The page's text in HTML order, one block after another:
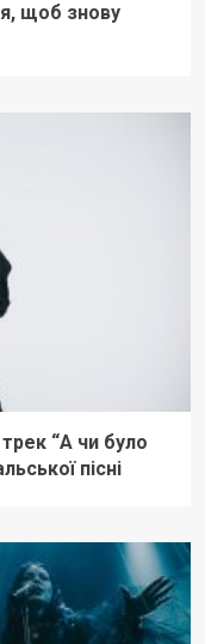
щоб знову
“А чи було
пісні